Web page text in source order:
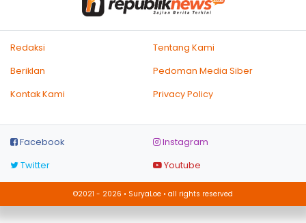
Redaksi
Tentang Kami
Beriklan
Pedoman Media Siber
Kontak Kami
Privacy Policy
Facebook
Instagram
Twitter
Youtube
©2021 - 2026 • SuryaLoe • all rights reserved